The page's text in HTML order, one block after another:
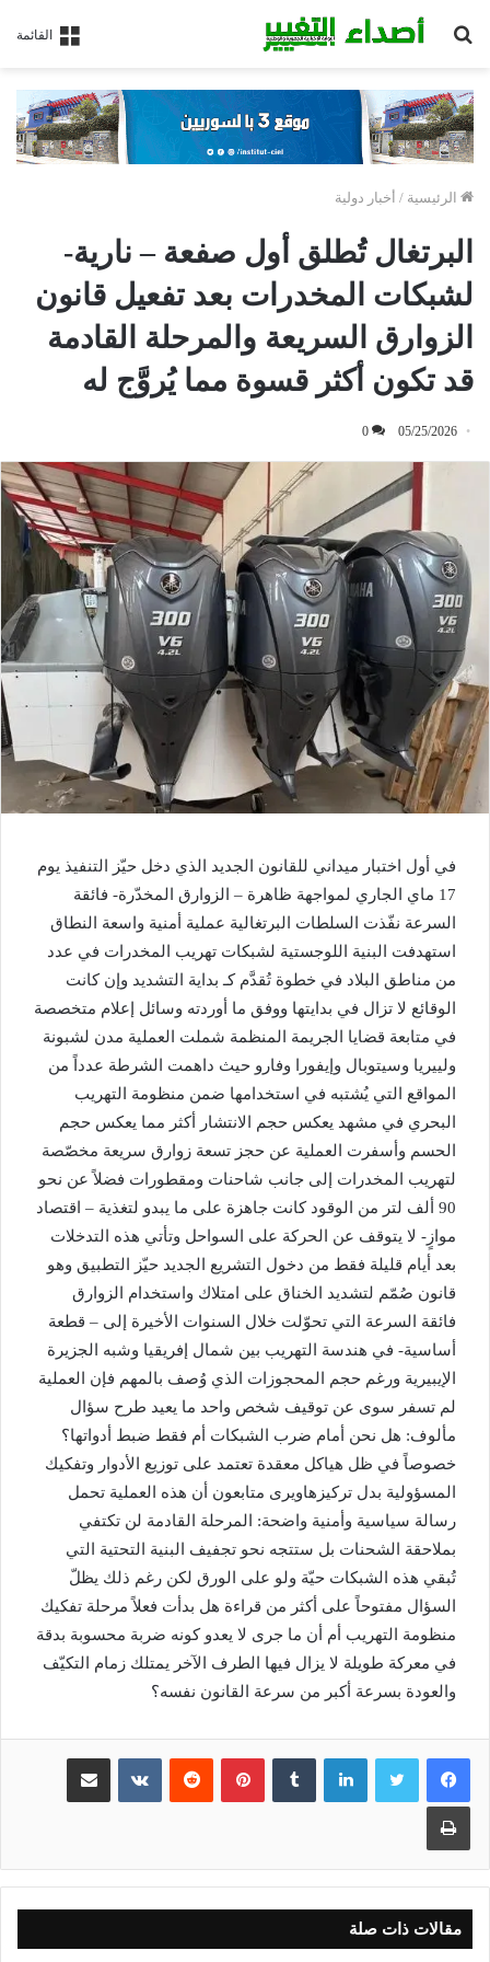
القائمة
الرئيسية / أخبار دولية
البرتغال تُطلق أول صفعة – نارية-
لشبكات المخدرات بعد تفعيل قانون
الزوارق السريعة والمرحلة القادمة
قد تكون أكثر قسوة مما يُروَّج له
05/25/2026
0
في أول اختبار ميداني للقانون الجديد الذي دخل حيّز التنفيذ يوم
17 ماي الجاري لمواجهة ظاهرة – الزوارق المخدّرة- فائقة
السرعة نفّذت السلطات البرتغالية عملية أمنية واسعة النطاق
استهدفت البنية اللوجستية لشبكات تهريب المخدرات في عدد
من مناطق البلاد في خطوة تُقدَّم كـ بداية التشديد وإن كانت
الوقائع لا تزال في بدايتها ووفق ما أوردته وسائل إعلام متخصصة
في متابعة قضايا الجريمة المنظمة شملت العملية مدن لشبونة
ولييريا وسيتوبال وإيفورا وفارو حيث داهمت الشرطة عدداً من
المواقع التي يُشتبه في استخدامها ضمن منظومة التهريب
البحري في مشهد يعكس حجم الانتشار أكثر مما يعكس حجم
الحسم وأسفرت العملية عن حجز تسعة زوارق سريعة مخصّصة
لتهريب المخدرات إلى جانب شاحنات ومقطورات فضلاً عن نحو
90 ألف لتر من الوقود كانت جاهزة على ما يبدو لتغذية – اقتصاد
موازٍ- لا يتوقف عن الحركة على السواحل وتأتي هذه التدخلات
بعد أيام قليلة فقط من دخول التشريع الجديد حيّز التطبيق وهو
قانون صُمّم لتشديد الخناق على امتلاك واستخدام الزوارق
فائقة السرعة التي تحوّلت خلال السنوات الأخيرة إلى – قطعة
أساسية- في هندسة التهريب بين شمال إفريقيا وشبه الجزيرة
الإيبيرية ورغم حجم المحجوزات الذي وُصف بالمهم فإن العملية
لم تسفر سوى عن توقيف شخص واحد ما يعيد طرح سؤال
مألوف: هل نحن أمام ضرب الشبكات أم فقط ضبط أدواتها؟
خصوصاً في ظل هياكل معقدة تعتمد على توزيع الأدوار وتفكيك
المسؤولية بدل تركيزهاويرى متابعون أن هذه العملية تحمل
رسالة سياسية وأمنية واضحة: المرحلة القادمة لن تكتفي
بملاحقة الشحنات بل ستتجه نحو تجفيف البنية التحتية التي
تُبقي هذه الشبكات حيّة ولو على الورق لكن رغم ذلك يظلّ
السؤال مفتوحاً على أكثر من قراءة هل بدأت فعلاً مرحلة تفكيك
منظومة التهريب أم أن ما جرى لا يعدو كونه ضربة محسوبة بدقة
في معركة طويلة لا يزال فيها الطرف الآخر يمتلك زمام التكيّف
والعودة بسرعة أكبر من سرعة القانون نفسه؟
لينكدإن بينتيريست مشاركة عبر البريد
طباعة
مقالات ذات صلة